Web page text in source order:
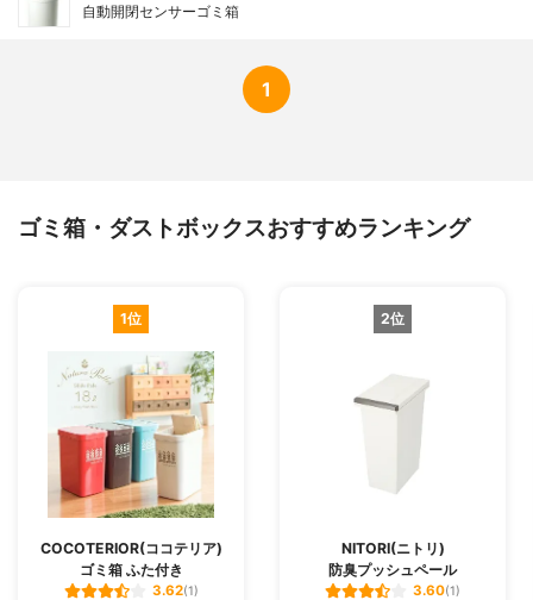
自動開閉センサーゴミ箱
1
ゴミ箱・ダストボックスおすすめランキング
1位
COCOTERIOR(ココテリア)
ゴミ箱 ふた付き
3.62(1)
2位
NITORI(ニトリ)
防臭プッシュペール
3.60(1)